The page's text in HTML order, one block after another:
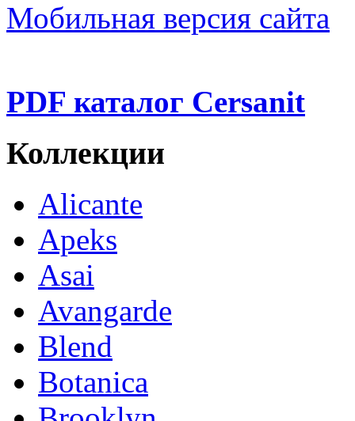
Мобильная версия сайта
PDF каталог Cersanit
Коллекции
Alicante
Apeks
Asai
Avangarde
Blend
Botanica